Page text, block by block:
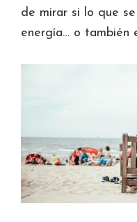
de mirar si lo que
energía… o también